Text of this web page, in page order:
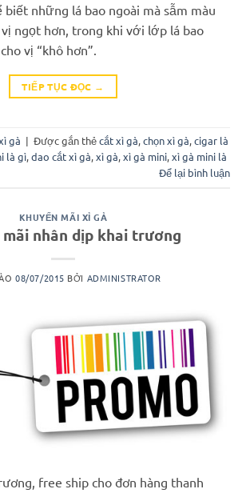
biết những lá bao ngoài mà sẫm màu
ngọt hơn, trong khi với lớp lá bao
vị “khô hơn”.
TIẾP TỤC ĐỌC →
gà | Được gắn thẻcắt xì gà,chọn xì gà,cigar là
là gì,dao cắt xì gà,xì gà,xì gà mini,xì gà mini là
Để lại bình luận
KHUYẾN MÃI XÌ GÀ
mãi nhân dịp khai trương
08/07/2015 BỞI ADMINISTRATOR
free ship cho đơn hàng thanh